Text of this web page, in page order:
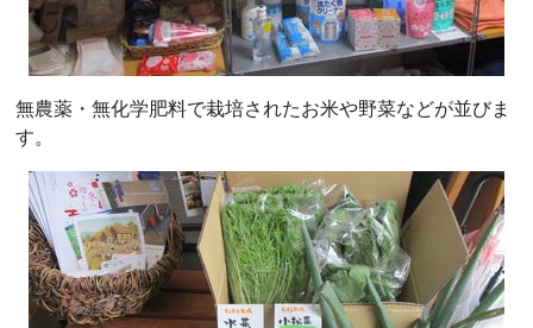
無農薬・無化学肥料で栽培されたお米や野菜などが並びま
す。